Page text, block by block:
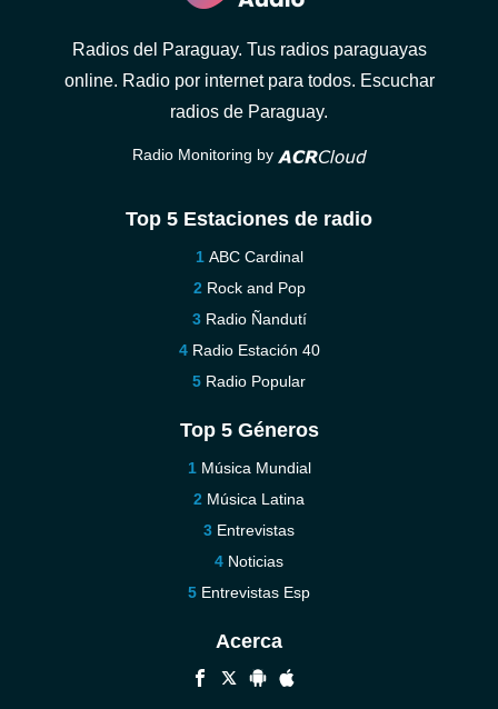
Radios del Paraguay. Tus radios paraguayas
online. Radio por internet para todos. Escuchar
radios de Paraguay.
Radio Monitoring by
Top 5 Estaciones de radio
ABC Cardinal
Rock and Pop
Radio Ñandutí
Radio Estación 40
Radio Popular
Top 5 Géneros
Música Mundial
Música Latina
Entrevistas
Noticias
Entrevistas Esp
Acerca